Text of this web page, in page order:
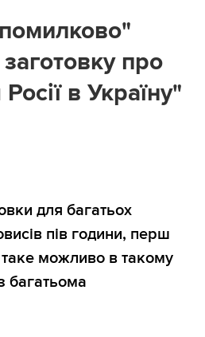
про
в Україну"
для багатьох
пів години, перш
можливо в такому
багатьома